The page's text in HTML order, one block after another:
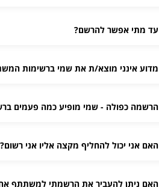
עד מתי אפשר להרשם?
מדוע אינני מוצא/ת את שמי ברשימות
הרשמה כפולה - שמי מופיע כמה פעמים
האם אני יכול להחליף מקצה אליו אני רשום?
האם ניתן להעביר את הרשמתי למשתתף